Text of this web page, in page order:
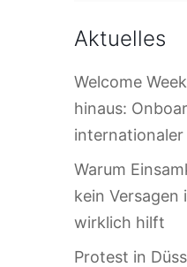
Aktuelles
Welcome
hinaus:
Warum
kein Versagen
wirklich hilft
Protest in